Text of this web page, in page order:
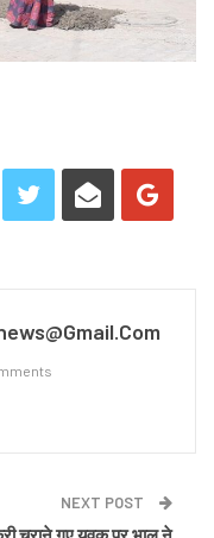
NEXT POST